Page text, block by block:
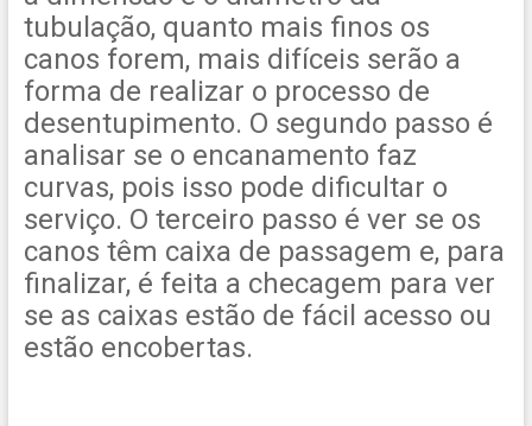
tubulação, quanto mais finos os
canos forem, mais difíceis serão a
forma de realizar o processo de
desentupimento. O segundo passo é
analisar se o encanamento faz
curvas, pois isso pode dificultar o
serviço. O terceiro passo é ver se os
canos têm caixa de passagem e, para
finalizar, é feita a checagem para ver
se as caixas estão de fácil acesso ou
estão encobertas.